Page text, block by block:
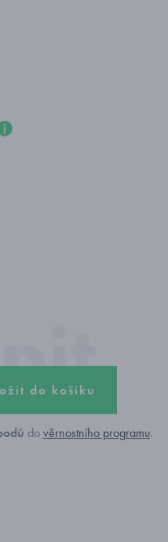
do košíku
dověrnostního programu.